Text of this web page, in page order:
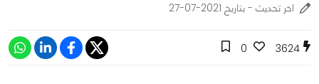
اخر تحديث - بتاريخ 2021-07-27
3624
0